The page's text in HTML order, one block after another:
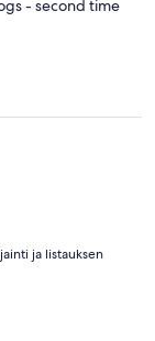
- second time
ja listauksen